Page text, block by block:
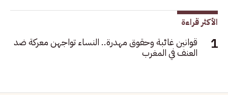
الأكثر قراءة
قوانين غائبة وحقوق مهدرة.. النساء تواجهن معركة ضد
العنف في المغرب